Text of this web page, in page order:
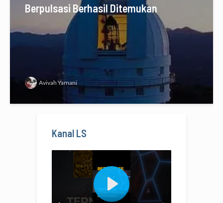
Berpulsasi Berhasil Ditemukan
Avivah Yamani
Kanal LS